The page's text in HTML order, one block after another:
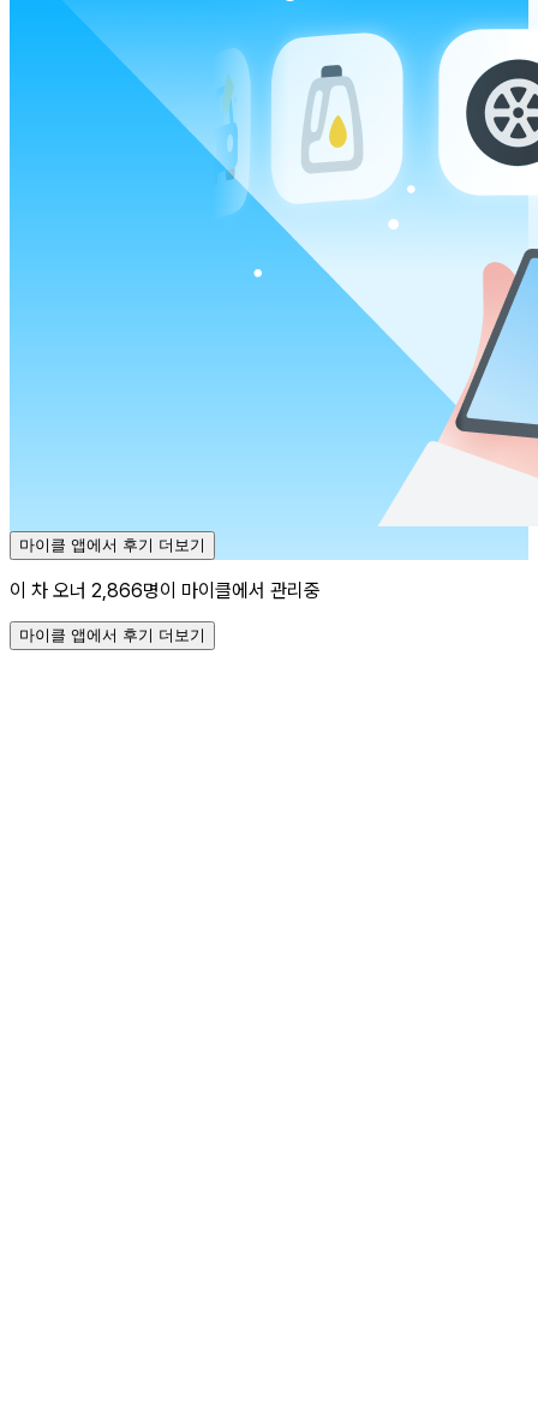
마이클 앱에서 후기 더보기
이 차 오너 2,866명이 마이클에서 관리중
마이클 앱에서 후기 더보기